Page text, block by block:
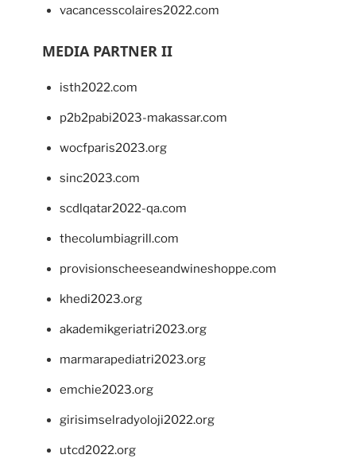
vacancesscolaires2022.com
MEDIA PARTNER II
isth2022.com
p2b2pabi2023-makassar.com
wocfparis2023.org
sinc2023.com
scdlqatar2022-qa.com
thecolumbiagrill.com
provisionscheeseandwineshoppe.com
khedi2023.org
akademikgeriatri2023.org
marmarapediatri2023.org
emchie2023.org
girisimselradyoloji2022.org
utcd2022.org